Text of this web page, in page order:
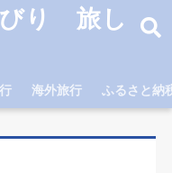
り 旅し
海外旅行 ふるさと納